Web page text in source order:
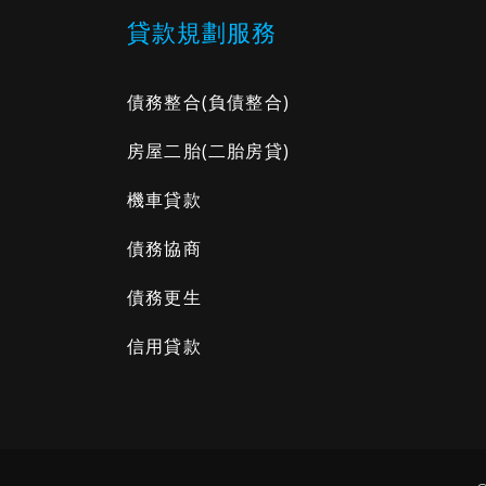
貸款規劃服務
債務整合(負債整合)
房屋二胎(二胎房貸)
機車貸款
債務協商
債務更生
信用貸款